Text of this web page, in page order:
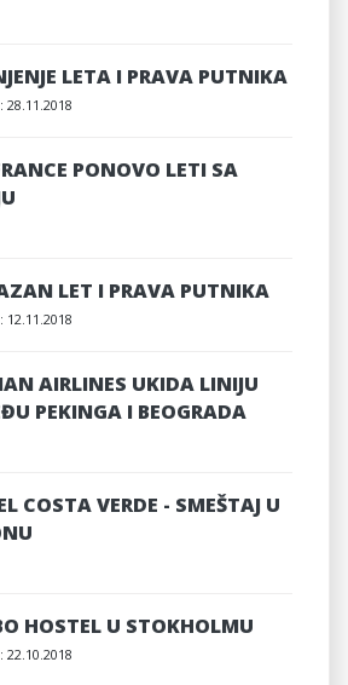
LETA I PRAVA PUTNIKA
28.11.2018
PONOVO LETI SA
LET I PRAVA PUTNIKA
12.11.2018
AIRLINES UKIDA LINIJU
PEKINGA I BEOGRADA
COSTA VERDE - SMEŠTAJ U
HOSTEL U STOKHOLMU
22.10.2018